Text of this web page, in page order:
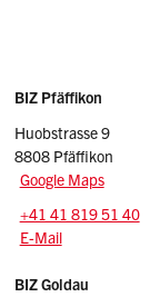
Sidebar
Adressen
BIZ Pfäffikon
Huobstrasse 9
8808 Pfäffikon
Google Maps
Tel.:
+41 41 819 51 40
E-Mail: pfaeffikon.biz
E-Mail
BIZ Goldau